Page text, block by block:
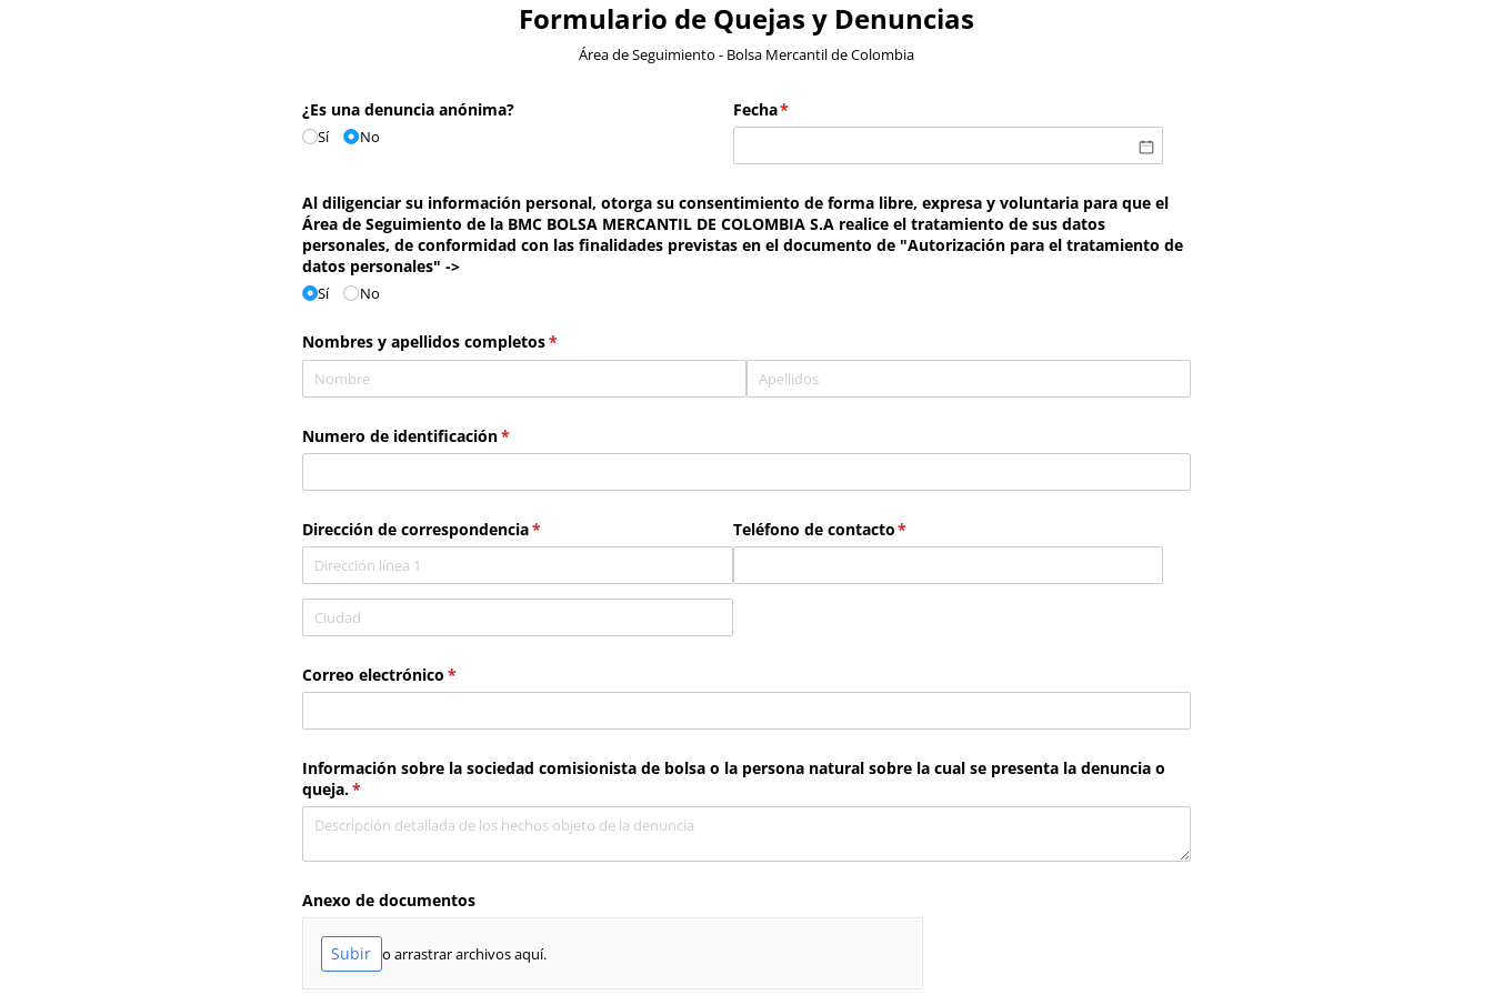
Formulario de Quejas y Denuncias
Área de Seguimiento - Bolsa Mercantil de Colombia
¿Es una denuncia anónima?
Sí No
Fecha*
(necesario)
Al diligenciar su información personal, otorga su consentimiento de forma libre, expresa y voluntaria para que el
Área de Seguimiento de la BMC BOLSA MERCANTIL DE COLOMBIA S.A realice el tratamiento de sus datos
personales, de conformidad con las finalidades previstas en el documento de "Autorización para el tratamiento de
datos personales" ->
Sí No
Nombres y apellidos completos*
(necesario)
Numero de identificación*
(necesario)
Dirección de correspondencia*
(necesario) Teléfono de contacto*
(necesario)
Correo electrónico *
(necesario)
Información sobre la sociedad comisionista de bolsa o la persona natural sobre la cual se presenta la denuncia o
queja.*
(necesario)
Anexo de documentos
Subir o arrastrar archivos aquí.